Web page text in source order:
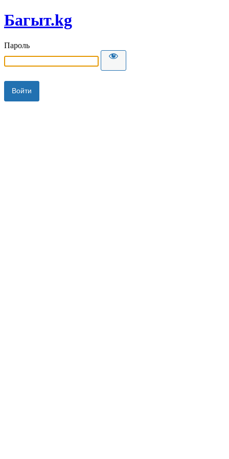
Багыт.kg
Пароль